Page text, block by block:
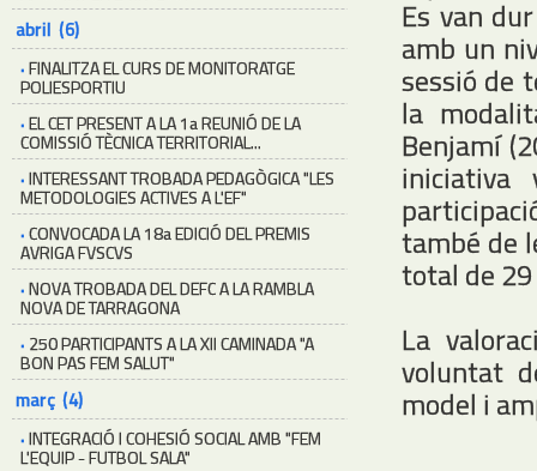
abril (6)
·FINALITZA EL CURS DE MONITORATGE
POLIESPORTIU
·EL CET PRESENT A LA 1a REUNIÓ DE LA
COMISSIÓ TÈCNICA TERRITORIAL...
·INTERESSANT TROBADA PEDAGÒGICA "LES
METODOLOGIES ACTIVES A L'EF"
·CONVOCADA LA 18a EDICIÓ DEL PREMIS
AVRIGA FVSCVS
·NOVA TROBADA DEL DEFC A LA RAMBLA
NOVA DE TARRAGONA
· 250 PARTICIPANTS A LA XII CAMINADA "A
BON PAS FEM SALUT"
març (4)
·INTEGRACIÓ I COHESIÓ SOCIAL AMB "FEM
L'EQUIP - FUTBOL SALA"
Es van
amb un
sessió de
la
Benjamí
iniciativa
també de
total de
La
voluntat
model i